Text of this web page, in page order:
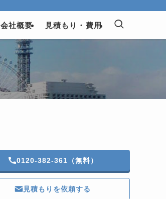
会社概要 見積もり・費用
0120-382-361（無料）
見積もりを依頼する